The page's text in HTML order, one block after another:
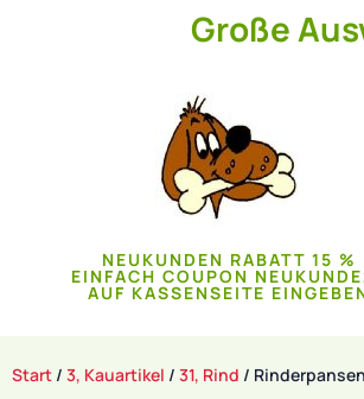
Große
NEUKUNDEN RABATT 15 %
EINFACH COUPON
AUF KASSENSEITE
Start / 3, Kauartikel / 31, Rind /